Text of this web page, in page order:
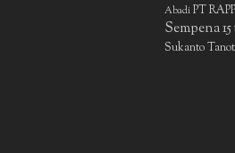
Abadi PT RAPP
Sempena
Sukanto